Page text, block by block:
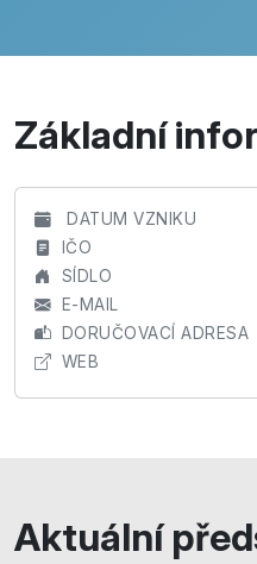
Základní
DATUM VZNIKU
IČO
SÍDLO
E-MAIL
DORUČOVACÍ ADRESA
WEB
Aktuální